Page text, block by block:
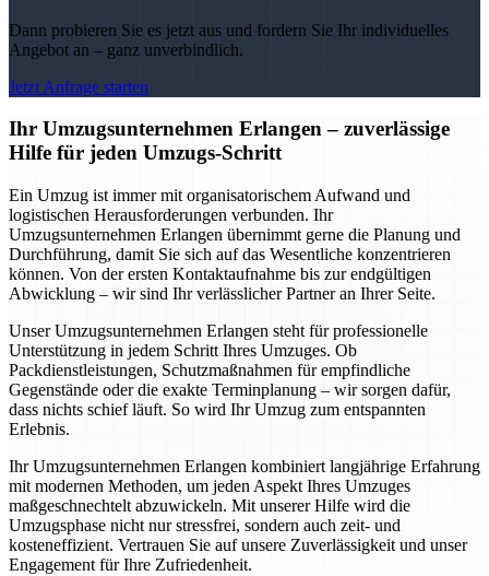
Dann probieren Sie es jetzt aus und fordern Sie Ihr individuelles
Angebot an – ganz unverbindlich.
Jetzt Anfrage starten
Ihr Umzugsunternehmen Erlangen – zuverlässige
Hilfe für jeden Umzugs-Schritt
Ein Umzug ist immer mit organisatorischem Aufwand und
logistischen Herausforderungen verbunden. Ihr
Umzugsunternehmen Erlangen übernimmt gerne die Planung und
Durchführung, damit Sie sich auf das Wesentliche konzentrieren
können. Von der ersten Kontaktaufnahme bis zur endgültigen
Abwicklung – wir sind Ihr verlässlicher Partner an Ihrer Seite.
Unser Umzugsunternehmen Erlangen steht für professionelle
Unterstützung in jedem Schritt Ihres Umzuges. Ob
Packdienstleistungen, Schutzmaßnahmen für empfindliche
Gegenstände oder die exakte Terminplanung – wir sorgen dafür,
dass nichts schief läuft. So wird Ihr Umzug zum entspannten
Erlebnis.
Ihr Umzugsunternehmen Erlangen kombiniert langjährige Erfahrung
mit modernen Methoden, um jeden Aspekt Ihres Umzuges
maßgeschnechtelt abzuwickeln. Mit unserer Hilfe wird die
Umzugsphase nicht nur stressfrei, sondern auch zeit- und
kosteneffizient. Vertrauen Sie auf unsere Zuverlässigkeit und unser
Engagement für Ihre Zufriedenheit.